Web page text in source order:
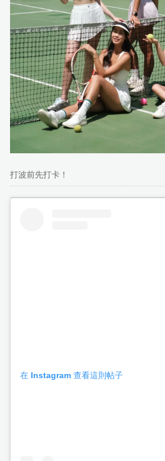
打波前先打卡！
在 Instagram 查看這則帖子